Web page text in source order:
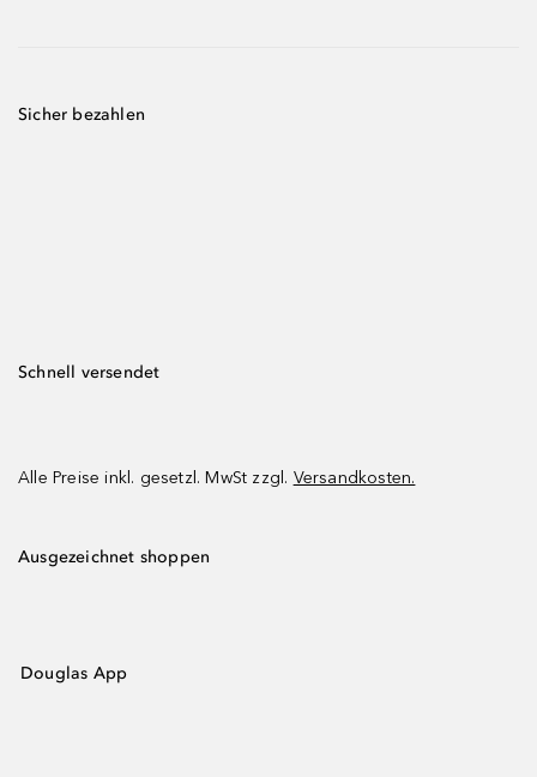
Sicher bezahlen
Schnell versendet
Alle Preise inkl. gesetzl. MwSt zzgl. Versandkosten.
Ausgezeichnet shoppen
Douglas App